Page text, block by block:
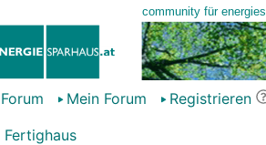
Forum Mein Forum Registrieren
Fertighaus